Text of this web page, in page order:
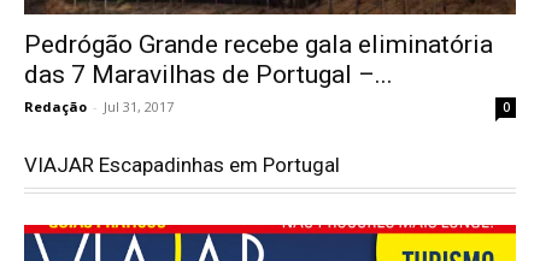
Pedrógão Grande recebe gala eliminatória
das 7 Maravilhas de Portugal –...
Redação - Jul 31, 2017 0
VIAJAR Escapadinhas em Portugal